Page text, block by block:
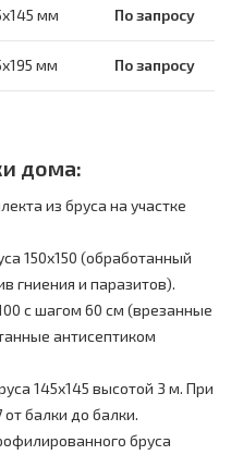
мм По запросу
мм По запросу
дома:
из бруса на участке
150х150 (обработанный
гниения и паразитов).
с шагом 60 см (врезанные
антисептиком
145х145 высотой 3 м. При
балки до балки.
бруса